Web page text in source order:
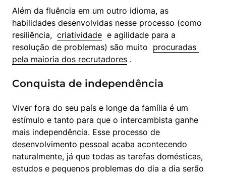
Além da fluência em um outro idioma, as
habilidades desenvolvidas nesse processo (como
resiliência, criatividade
  e agilidade para a
resolução de problemas) são muito procuradas
pela maioria dos recrutadores .
Conquista de independência
Viver fora do seu país e longe da família é um
estímulo e tanto para que o intercambista ganhe
mais independência. Esse processo de
desenvolvimento pessoal acaba acontecendo
naturalmente, já que todas as tarefas domésticas,
estudos e pequenos problemas do dia a dia serão